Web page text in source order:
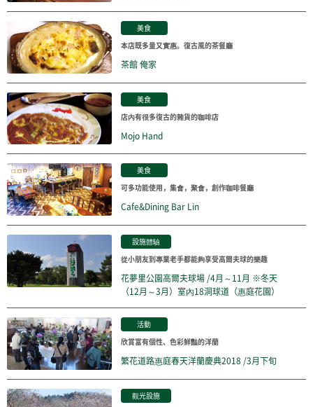
美食
本店既多量又實惠。復古風的茶餐廳
茶館 俺家
美食
店內有很多復古的雜貨的咖啡店
Mojo Hand
美食
可多功能使用，集會，聚會，創作咖啡餐廳
Cafe&Dining Bar Lin
設施體驗
從小朋友到專業老手都能夠享受高爾夫球的樂趣
花夢里公園高爾夫球場 /4月～11月 ※冬天
（12月～3月）室內18洞球道（惠庭花園）
活動
欣賞富有個性、色彩鮮豔的洋蘭
繁花道路惠庭春天洋蘭慶典2018 /3月下旬
觀光設施